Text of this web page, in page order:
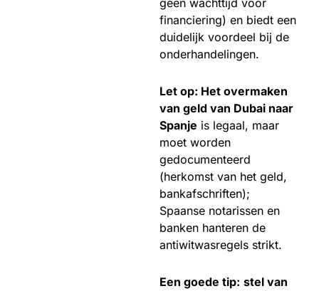
geen wachttijd voor
financiering) en biedt een
duidelijk voordeel bij de
onderhandelingen.
Let op: Het overmaken
van geld van Dubai naar
Spanje is legaal, maar
moet worden
gedocumenteerd
(herkomst van het geld,
bankafschriften);
Spaanse notarissen en
banken hanteren de
antiwitwasregels strikt.
Een goede tip: stel van